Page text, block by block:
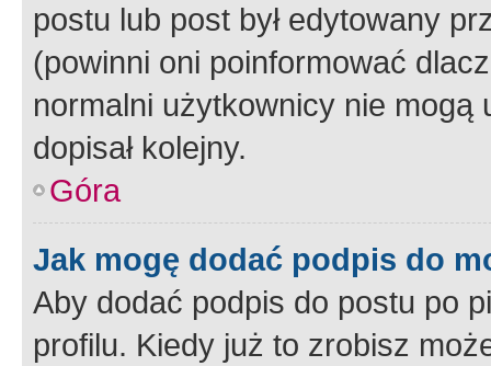
postu lub post był edytowany
(powinni oni poinformować
normalni użytkownicy nie
dopisał kolejny.
Góra
Jak mogę dodać podpis do
Aby dodać podpis do postu po
profilu. Kiedy już to zrobisz